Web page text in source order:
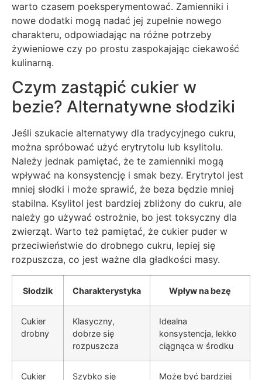
warto czasem poeksperymentować. Zamienniki i
nowe dodatki mogą nadać jej zupełnie nowego
charakteru, odpowiadając na różne potrzeby
żywieniowe czy po prostu zaspokajając ciekawość
kulinarną.
Czym zastąpić cukier w
bezie? Alternatywne słodziki
Jeśli szukacie alternatywy dla tradycyjnego cukru,
można spróbować użyć erytrytolu lub ksylitolu.
Należy jednak pamiętać, że te zamienniki mogą
wpływać na konsystencję i smak bezy. Erytrytol jest
mniej słodki i może sprawić, że beza będzie mniej
stabilna. Ksylitol jest bardziej zbliżony do cukru, ale
należy go używać ostrożnie, bo jest toksyczny dla
zwierząt. Warto też pamiętać, że cukier puder w
przeciwieństwie do drobnego cukru, lepiej się
rozpuszcza, co jest ważne dla gładkości masy.
Słodzik Charakterystyka Wpływ na bezę
Cukier
drobny
Klasyczny,
dobrze się
rozpuszcza
Idealna
konsystencja, lekko
ciągnąca w środku
Cukier Szybko się Może być bardziej